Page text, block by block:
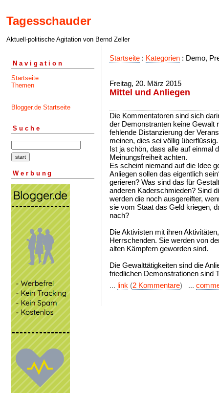
Tagesschauder
Aktuell-politische Agitation von Bernd Zeller
Navigation
Startseite
Themen
Blogger.de Startseite
Suche
Werbung
Startseite : Kategorien : Demo,
Freitag, 20. März 2015
Mittel und Anliegen
Die Kommentatoren sind sich
der Demonstranten keine Gewalt
fehlende Distanzierung der
meinen, dies sei völlig überflüssig.
Ist ja schön, dass alle auf einmal
Meinungsfreiheit achten.
Es scheint niemand auf die Idee
Anliegen sollen das eigentlich
gerieren? Was sind das für
anderen Kaderschmieden? Sind
werden die noch ausgereifter,
sie vom Staat das Geld kriegen,
nach?
Die Aktivisten mit ihren
Herrschenden. Sie werden von
alten Kämpfern geworden sind.
Die Gewalttätigkeiten sind die
friedlichen Demonstrationen sind
... link (2 Kommentare) ...